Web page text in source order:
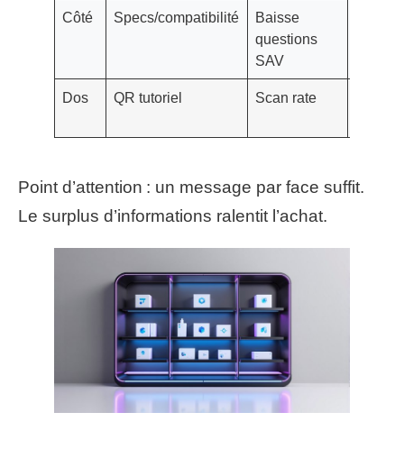
Côté Specs/compatibilité
Baisse
questions
SAV
Dos QR tutoriel Scan rate
Point d’attention : un message par face suffit.
Le surplus d’informations ralentit l’achat.